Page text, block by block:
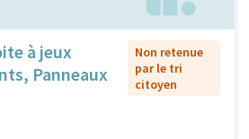
à jeux
Panneaux
Non retenue
par le tri
citoyen